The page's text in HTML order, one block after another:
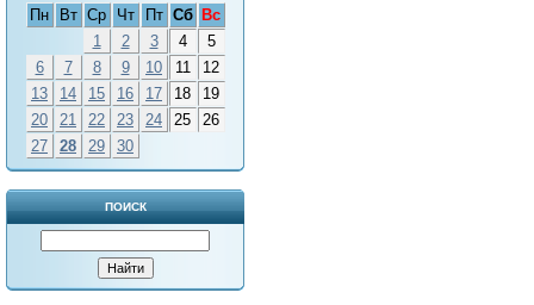
Пн
Вт Ср Чт Пт Сб
Вс
1
2 3 4
5
6
7 8 9 10 11
12
13
14 15 16 17 18
19
20
21 22 23 24 25
26
27
28 29 30
ПОИСК